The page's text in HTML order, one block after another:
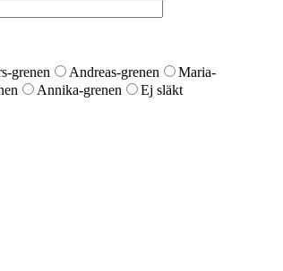
grenen Andreas-grenen
Maria-
Annika-grenen
Ej släkt